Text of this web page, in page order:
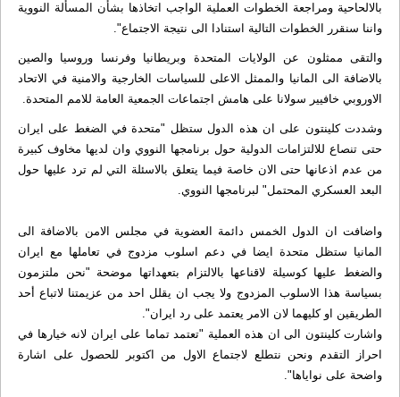
بالالحاحية ومراجعة الخطوات العملية الواجب اتخاذها بشأن المسألة النووية
واننا سنقرر الخطوات التالية استنادا الى نتيجة الاجتماع".
والتقى ممثلون عن الولايات المتحدة وبريطانيا وفرنسا وروسيا والصين
بالاضافة الى المانيا والممثل الاعلى للسياسات الخارجية والامنية في الاتحاد
الاوروبي خافيير سولانا على هامش اجتماعات الجمعية العامة للامم المتحدة.
وشددت كلينتون على ان هذه الدول ستظل "متحدة في الضغط على ايران
حتى تنصاع للالتزامات الدولية حول برنامجها النووي وان لديها مخاوف كبيرة
من عدم اذعانها حتى الان خاصة فيما يتعلق بالاسئلة التي لم ترد عليها حول
البعد العسكري المحتمل" لبرنامجها النووي.
واضافت ان الدول الخمس دائمة العضوية في مجلس الامن بالاضافة الى
المانيا ستظل متحدة ايضا في دعم اسلوب مزدوج في تعاملها مع ايران
والضغط عليها كوسيلة لاقناعها بالالتزام بتعهداتها موضحة "نحن ملتزمون
بسياسة هذا الاسلوب المزدوج ولا يجب ان يقلل احد من عزيمتنا لاتباع أحد
الطريقين او كليهما لان الامر يعتمد على رد ايران".
واشارت كلينتون الى ان هذه العملية "تعتمد تماما على ايران لانه خيارها في
احراز التقدم ونحن نتطلع لاجتماع الاول من اكتوبر للحصول على اشارة
واضحة على نواياها".